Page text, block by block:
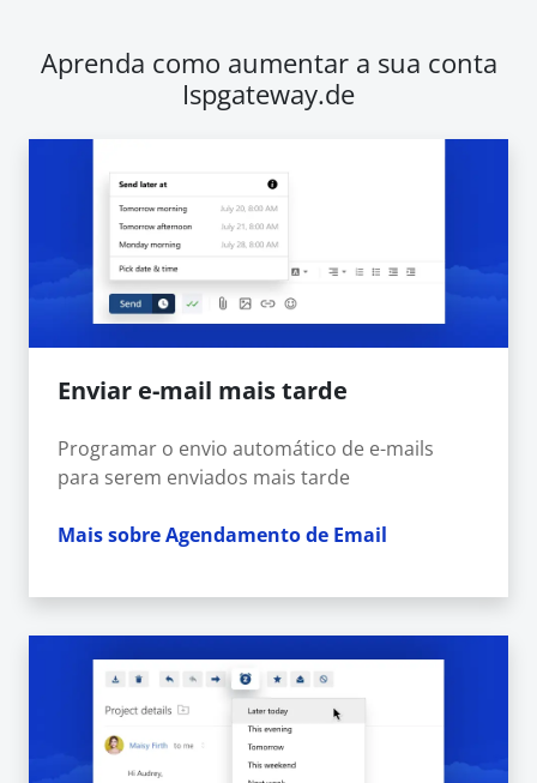
Aprenda como aumentar a sua conta
Ispgateway.de
Enviar e-mail mais tarde
Programar o envio automático de e-mails
para serem enviados mais tarde
Mais sobre Agendamento de Email